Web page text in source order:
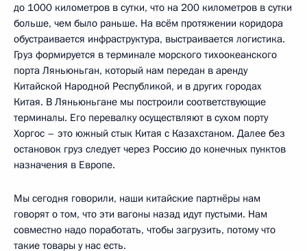
до 1000 километров в сутки, что на 200 километров в сутки
больше, чем было раньше. На всём протяжении коридора
обустраивается инфраструктура, выстраивается логистика.
Груз формируется в терминале морского тихоокеанского
порта Ляньюньган, который нам передан в аренду
Китайской Народной Республикой, и в других городах
Китая. В Ляньюньгане мы построили соответствующие
терминалы. Его перевалку осуществляют в сухом порту
Хоргос – это южный стык Китая с Казахстаном. Далее без
остановок груз следует через Россию до конечных пунктов
назначения в Европе.
Мы сегодня говорили, наши китайские партнёры нам
говорят о том, что эти вагоны назад идут пустыми. Нам
совместно надо поработать, чтобы загрузить, потому что
такие товары у нас есть.